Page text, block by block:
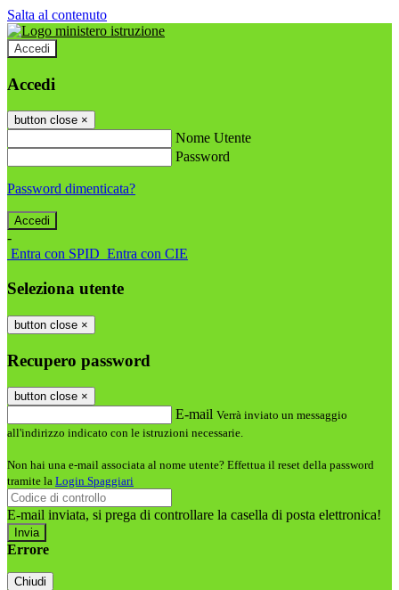
Salta al contenuto
Accedi
Accedi
button close ×
Nome Utente
Password
Password dimenticata?
-
Entra con SPID Entra con CIE
Seleziona utente
button close ×
Recupero password
button close ×
E-mail Verrà inviato un messaggio
all'indirizzo indicato con le istruzioni necessarie.
Non hai una e-mail associata al nome utente? Effettua il reset della password
tramite la Login Spaggiari
E-mail inviata, si prega di controllare la casella di posta elettronica!
Errore
Chiudi